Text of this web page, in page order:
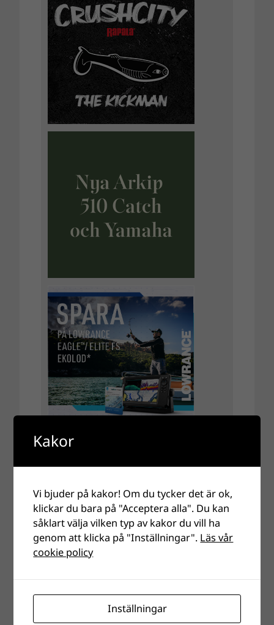
Kakor
Vi bjuder på kakor! Om du tycker det är ok,
klickar du bara på "Acceptera alla". Du kan
såklart välja vilken typ av kakor du vill ha
genom att klicka på "Inställningar". Läs vår
cookie policy
Inställningar